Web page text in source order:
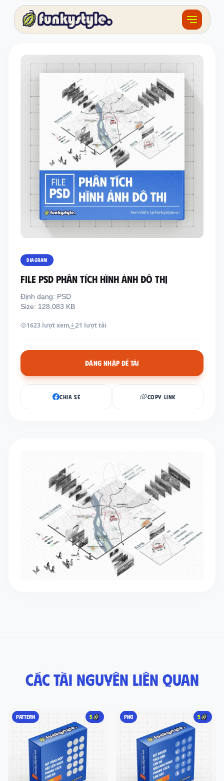
Khóa học
Tài nguyên
Sản phẩm
Giải thưởng
Đồ án
Feedback
F.BLOG
Địa chỉ: 209/8D QL13, Phường Bình Thạnh,
Điện thoại:093 803 9170
Đăng ký
DIAGRAM
FILE PSD PHÂN TÍCH HÌNH ẢNH ĐÔ THỊ
Định dạng: PSD
Size: 128.083 KB
1623 lượt xem 21 lượt tải
ĐĂNG NHẬP ĐỂ TẢI
CHIA SẺ COPY LINK
Các tài nguyên liên quan
PATTERN 5 PNG 5